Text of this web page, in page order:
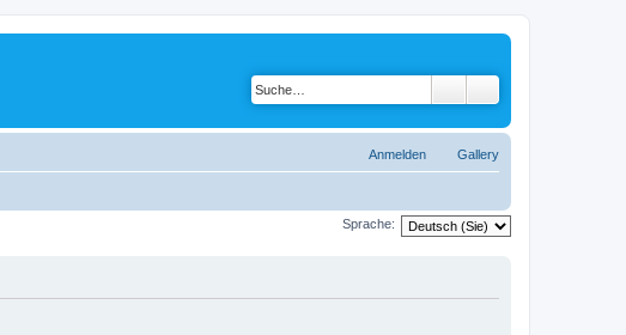
Gallery
Anmelden
Sprache: